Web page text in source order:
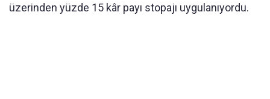
üzerinden yüzde 15 kâr payı stopajı uygulanıyordu.